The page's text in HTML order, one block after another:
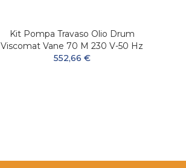
Kit Pompa Travaso Olio Drum
Viscomat Vane 70 M 230 V-50 Hz
552,66 €